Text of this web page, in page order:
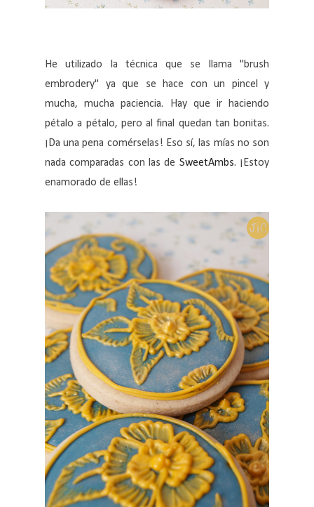
He utilizado la técnica que se llama "brush
embrodery" ya que se hace con un pincel y
mucha, mucha paciencia. Hay que ir haciendo
pétalo a pétalo, pero al final quedan tan bonitas.
¡Da una pena comérselas! Eso sí, las mías no son
nada comparadas con las de SweetAmbs. ¡Estoy
enamorado de ellas!